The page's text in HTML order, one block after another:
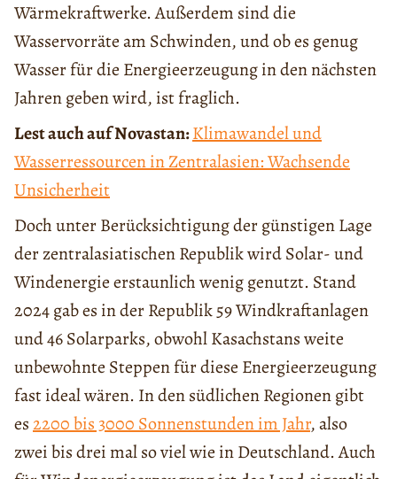
Wärmekraftwerke. Außerdem sind die
Wasservorräte am Schwinden, und ob es genug
Wasser für die Energieerzeugung in den nächsten
Jahren geben wird, ist fraglich.
Lest auch auf Novastan:Klimawandel und
Wasserressourcen in Zentralasien: Wachsende
Unsicherheit
Doch unter Berücksichtigung der günstigen Lage
der zentralasiatischen Republik wird Solar- und
Windenergie erstaunlich wenig genutzt. Stand
2024 gab es in der Republik 59 Windkraftanlagen
und 46 Solarparks, obwohl Kasachstans weite
unbewohnte Steppen für diese Energieerzeugung
fast ideal wären. In den südlichen Regionen gibt
es2200 bis 3000 Sonnenstunden im Jahr, also
zwei bis drei mal so viel wie in Deutschland. Auch